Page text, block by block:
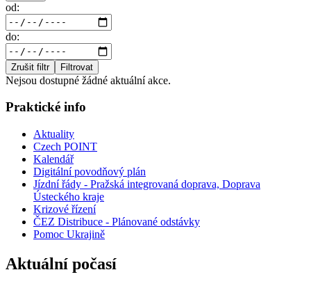
od:
do:
Zrušit filtr Filtrovat
Nejsou dostupné žádné aktuální akce.
Praktické info
Aktuality
Czech POINT
Kalendář
Digitální povodňový plán
Jízdní řády - Pražská integrovaná doprava, Doprava
Ústeckého kraje
Krizové řízení
ČEZ Distribuce - Plánované odstávky
Pomoc Ukrajině
Aktuální počasí